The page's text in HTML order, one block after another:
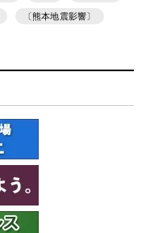
〔熊本地震影響〕